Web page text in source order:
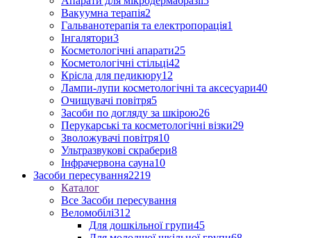
Вакуумна терапія2
Гальванотерапія та електропорація1
Інгалятори3
Косметологічні апарати25
Косметологічні стільці42
Крісла для педикюру12
Лампи-лупи косметологічні та аксесуари40
Очищувачі повітря5
Засоби по догляду за шкірою26
Перукарські та косметологічні візки29
Зволожувачі повітря10
Ультразвукові скрабери8
Інфрачервона сауна10
Засоби пересування2219
Каталог
Все Засоби пересування
Веломобілі312
Для дошкільної групи45